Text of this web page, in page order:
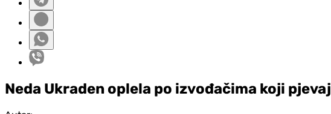
Neda Ukraden oplela po izvođačima koji